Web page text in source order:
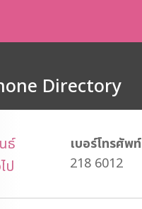
Directory
ธ์
ป
เบอร์โทรศัพท์
218 6012